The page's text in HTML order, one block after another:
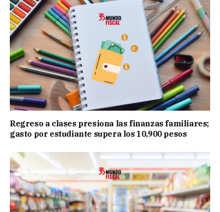
Regreso a clases presiona las finanzas familiares;
gasto por estudiante supera los 10,900 pesos